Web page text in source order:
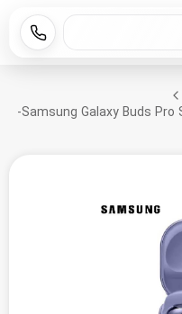
هدفون بلوتوثی سامسونگ مدل Samsung Galaxy Buds Pro SM-R190-